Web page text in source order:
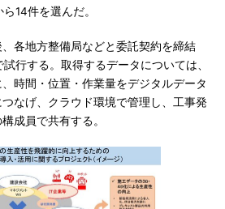
14件を選んだ。
各地方整備局などと委託契約を締結
行する。取得するデータについては、
時間・位置・作業量をデジタルデータ
なげ、クラウド環境で管理し、工事発
成員で共有する。